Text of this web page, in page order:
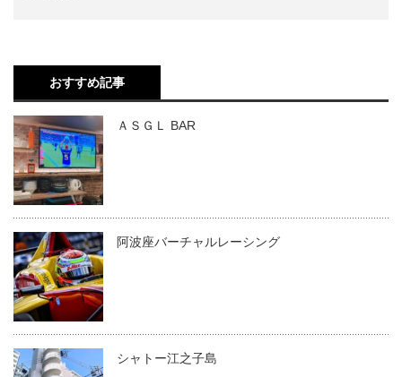
おすすめ記事
ＡＳＧＬ BAR
阿波座バーチャルレーシング
シャトー江之子島